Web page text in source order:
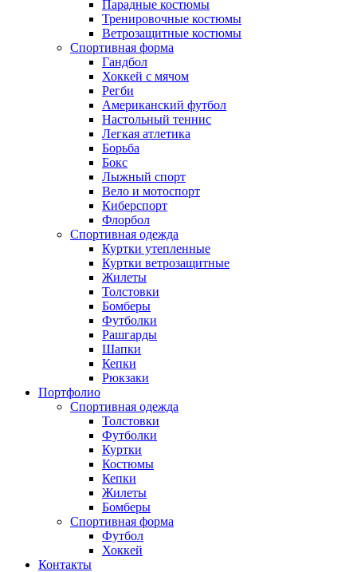
Парадные костюмы
Тренировочные костюмы
Ветрозащитные костюмы
Спортивная форма
Гандбол
Хоккей с мячом
Регби
Американский футбол
Настольный теннис
Легкая атлетика
Борьба
Бокс
Лыжный спорт
Вело и мотоспорт
Киберспорт
Флорбол
Спортивная одежда
Куртки утепленные
Куртки ветрозащитные
Жилеты
Толстовки
Бомберы
Футболки
Рашгарды
Шапки
Кепки
Рюкзаки
Портфолио
Спортивная одежда
Толстовки
Футболки
Куртки
Костюмы
Кепки
Жилеты
Бомберы
Спортивная форма
Футбол
Хоккей
Контакты